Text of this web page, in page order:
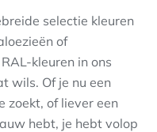
selectie kleuren
of
kleuren in ons
wils. Of je nu een
zoekt, of liever een
hebt, je hebt volop